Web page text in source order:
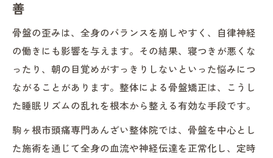
善
骨盤の歪みは、全身のバランスを崩しやすく、自律神経
の働きにも影響を与えます。その結果、寝つきが悪くな
ったり、朝の目覚めがすっきりしないといった悩みにつ
ながることがあります。整体による骨盤矯正は、こうし
た睡眠リズムの乱れを根本から整える有効な手段です。
駒ヶ根市頭痛専門あんざい整体院では、骨盤を中心とし
た施術を通じて全身の血流や神経伝達を正常化し、定時